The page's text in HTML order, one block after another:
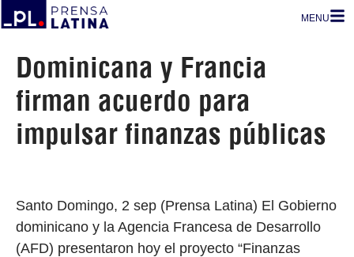
MENU
Dominicana y Francia
firman acuerdo para
impulsar finanzas públicas
Santo Domingo, 2 sep (Prensa Latina) El Gobierno
dominicano y la Agencia Francesa de Desarrollo
(AFD) presentaron hoy el proyecto “Finanzas